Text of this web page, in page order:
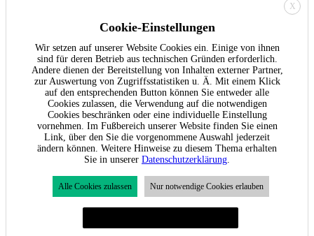
X
Cookie-Einstellungen
Wir setzen auf unserer Website Cookies ein. Einige von ihnen
sind für deren Betrieb aus technischen Gründen erforderlich.
Andere dienen der Bereitstellung von Inhalten externer Partner,
zur Auswertung von Zugriffsstatistiken u. Ä. Mit einem Klick
auf den entsprechenden Button können Sie entweder alle
Cookies zulassen, die Verwendung auf die notwendigen
Cookies beschränken oder eine individuelle Einstellung
vornehmen. Im Fußbereich unserer Website finden Sie einen
Link, über den Sie die vorgenommene Auswahl jederzeit
ändern können. Weitere Hinweise zu diesem Thema erhalten
Sie in unserer Datenschutzerklärung
Alle Cookies zulassen Nur notwendige Cookies erlauben